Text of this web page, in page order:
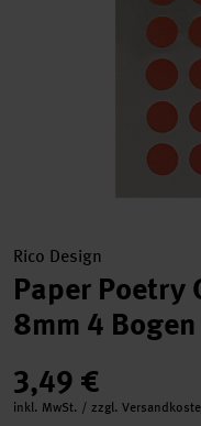
Rico Design
Paper Poetry
8mm 4 Bogen
3,49 €
inkl. MwSt. / zzgl.